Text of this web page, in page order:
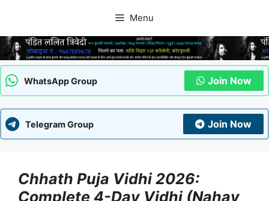
content
Menu
WhatsApp Group Join Now
Telegram Group Join Now
Chhath Puja Vidhi 2026:
Complete 4-Day Vidhi (Nahay